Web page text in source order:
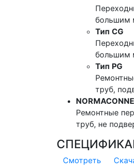
большим
Тип CG
большим
Тип PG
труб,
Ремонтные
труб, не
Смотреть